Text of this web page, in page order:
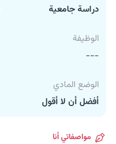
دراسة جامعية
الوظيفة
---
الوضع المادي
أفضل أن لا أقول
مواصفاتي أنا